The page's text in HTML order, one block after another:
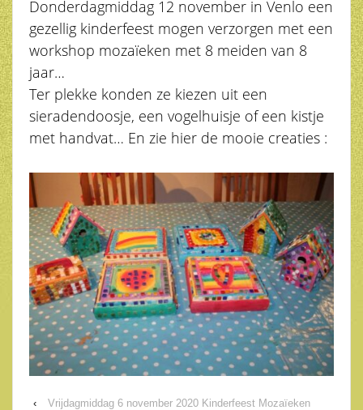
Donderdagmiddag 12 november in Venlo een
gezellig kinderfeest mogen verzorgen met een
workshop mozaïeken met 8 meiden van 8
jaar…
Ter plekke konden ze kiezen uit een
sieradendoosje, een vogelhuisje of een kistje
met handvat… En zie hier de mooie creaties :
‹
Vrijdagmiddag 6 november 2020 Kinderfeest Mozaïeken